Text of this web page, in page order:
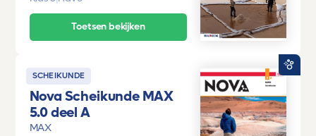
Toetsen bekijken
SCHEIKUNDE
Nova Scheikunde MAX
5.0 deel A
MAX